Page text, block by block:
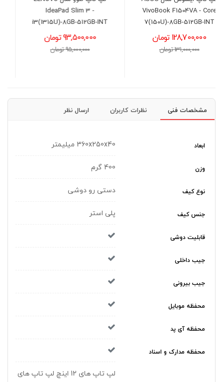
IdeaPad Slim 3 -
i3(1315U)-8GB-512GB-INT
93,500,000 تومان
95,000,000 تومان
مدل ASUS TUF A15
FA506NCG -
R7(7445HS)-16GB-512GB-
4GB(3050)
مشخصات فنی نظرات کاربران ارسال نظر
ابعاد 360x250x40 میلیمتر
وزن 400 گرم
نوع کیف دستی رو دوشی
جنس کیف پلی استر
قابلیت دوشی
جیب داخلی
جیب بیرونی
محفظه موبایل
محفظه آی پد
محفظه مدارک و اسناد
لپ تاپ های 12 اینچ لپ تاپ های